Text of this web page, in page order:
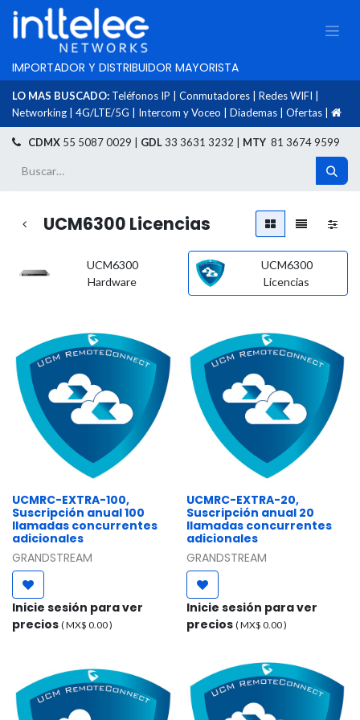
IMPORTADOR Y DISTRIBUIDOR MAYORISTA
LO MAS BUSCADO: Teléfonos IP Conmutadores Redes WIFI
Networking
4G/LTE/5G Intercom y Voceo Diademas Ofertas
CDMX 55 5087 0029 | GDL33 3631 3232 | MTY 81 3674 9599
UCM6300 Licencias
UCM6300
Hardware
UCM6300
Licencias
UCMRC-EXTRA-100,
Suscripción anual 100
llamadas concurrentes
adicionales
GRANDSTREAM
Inicie sesión para ver
precios ( MX$ 0.00)
UCMRC-EXTRA-20,
Suscripción anual 20
llamadas concurrentes
adicionales
GRANDSTREAM
Inicie sesión para ver
precios ( MX$ 0.00)